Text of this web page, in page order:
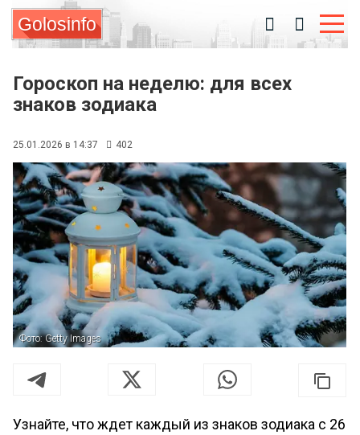
Golosinfo
Гороскоп на неделю: для всех
знаков зодиака
25.01.2026 в 14:37 402
Фото: Getty Images
Узнайте, что ждет каждый из знаков зодиака с 26